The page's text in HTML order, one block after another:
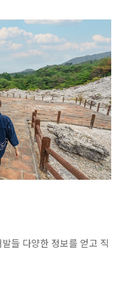
들 다양한 정보를 얻고 직